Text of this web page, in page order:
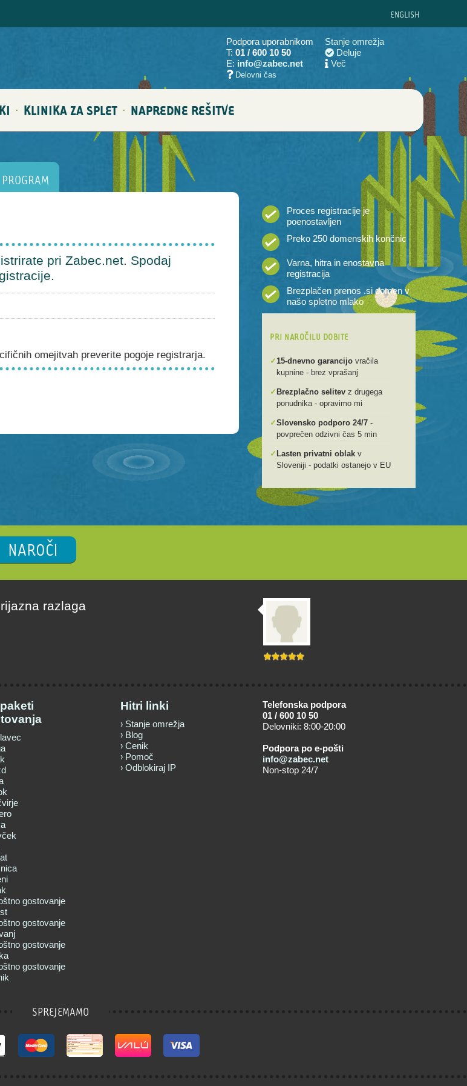
ENGLISH
Podpora uporabnikom
T: 01 / 600 10 50
E: info@zabec.net
Delovni čas
Stanje omrežja
Deluje
Več
· KLINIKA ZA SPLET · NAPREDNE REŠITVE
pri Zabec.net. Spodaj
omejitvah preverite pogoje registrarja.
Proces registracije je
poenostavljen
Preko 250 domenskih končnic
Varna, hitra in enostavna
registracija
Brezplačen prenos .si domen v
našo spletno mlako
PRI NAROČILU DOBITE
✓15-dnevno garancijo vračila
kupnine - brez vprašanj
✓ Brezplačno selitev z drugega
ponudnika - opravimo mi
✓Slovensko podporo 24/7 -
povprečen odzivni čas 5 min
✓ Lasten privatni oblak v
Sloveniji - podatki ostanejo v EU
NAROČI
razlaga
gostovanje
gostovanje
gostovanje
gostovanje
Hitri linki
Stanje omrežja
Blog
Cenik
Pomoč
Odblokiraj IP
Telefonska podpora
01 / 600 10 50
Delovniki: 8:00-20:00
Podpora po e-pošti
info@zabec.net
Non-stop 24/7
SPREJEMAMO